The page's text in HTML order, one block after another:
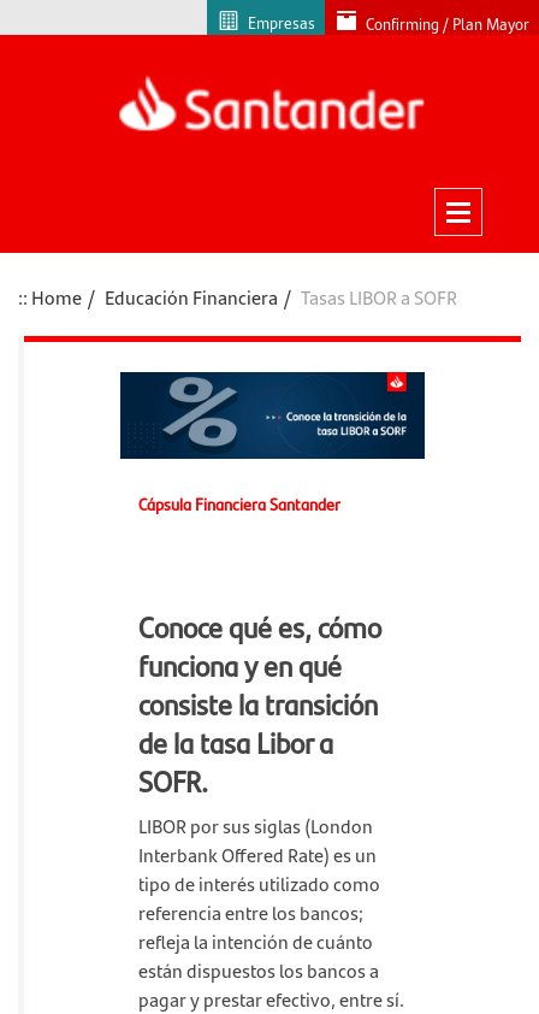
Empresas Confirming / Plan Mayor
Home Educación Financiera Tasas LIBOR a SOFR
Cápsula Financiera Santander
Conoce qué es, cómo
funciona y en qué
consiste la transición
de la tasa Libor a
SOFR.
LIBOR por sus siglas (London
Interbank Offered Rate) es un
tipo de interés utilizado como
referencia entre los bancos;
refleja la intención de cuánto
están dispuestos los bancos a
pagar y prestar efectivo, entre sí.